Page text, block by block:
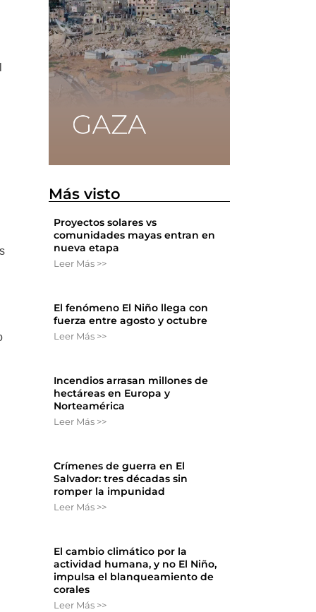
Más visto
Proyectos solares vs
comunidades mayas entran en
nueva etapa
Leer Más >>
El fenómeno El Niño llega con
fuerza entre agosto y octubre
Leer Más >>
Incendios arrasan millones de
hectáreas en Europa y
Norteamérica
Leer Más >>
Crímenes de guerra en El
Salvador: tres décadas sin
romper la impunidad
Leer Más >>
El cambio climático por la
actividad humana, y no El Niño,
impulsa el blanqueamiento de
corales
Leer Más >>